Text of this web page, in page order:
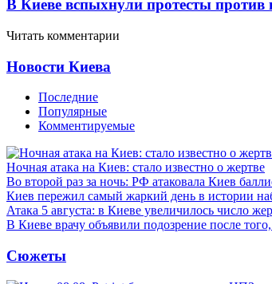
В Киеве вспыхнули протесты против
Читать комментарии
Новости Киева
Последние
Популярные
Комментируемые
Ночная атака на Киев: стало известно о жертве
Во второй раз за ночь: РФ атаковала Киев
Киев пережил самый жаркий день в истории
Атака 5 августа: в Киеве увеличилось число
В Киеве врачу объявили подозрение после
Сюжеты